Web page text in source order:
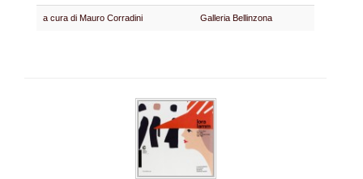
a cura di Mauro Corradini Galleria Bellinzona